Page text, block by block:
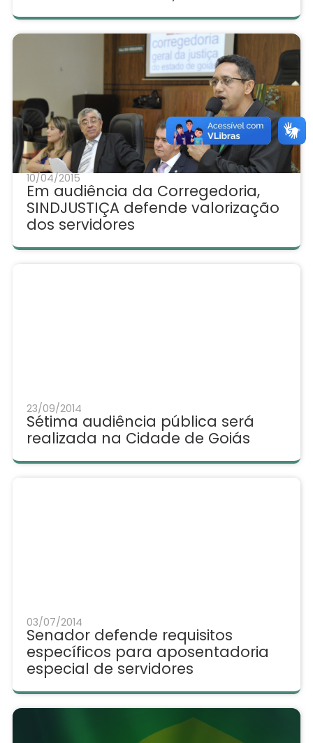
10/04/2015
Em audiência da Corregedoria,
SINDJUSTIÇA defende valorização
dos servidores
23/09/2014
Sétima audiência pública será
realizada na Cidade de Goiás
03/07/2014
Senador defende requisitos
específicos para aposentadoria
especial de servidores